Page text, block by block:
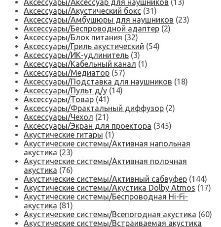
Аксессуары/Аксессуар для наушников (13)
Аксессуары/Акустический бокс (31)
Аксессуары/Амбушюры для наушников (23)
Аксессуары/Беспроводной адаптер (2)
Аксессуары/Блок питания (32)
Аксессуары/Гриль акустический (54)
Аксессуары/ИК-удлинитель (3)
Аксессуары/Кабельный канал (1)
Аксессуары/Медиатор (57)
Аксессуары/Подставка для наушников (18)
Аксессуары/Пульт д/у (14)
Аксессуары/Товар (41)
Аксессуары/Фрактальный диффузор (2)
Аксессуары/Чехол (21)
Аксессуары/Экран для проектора (345)
Акустические гитары (1)
Акустические системы/Активная напольная
акустика (23)
Акустические системы/Активная полочная
акустика (76)
Акустические системы/Активный сабвуфер (144)
Акустические системы/Акустика Dolby Atmos (17)
Акустические системы/Беспроводная Hi-Fi-
акустика (81)
Акустические системы/Всепогодная акустика (60)
Акустические системы/Встраиваемая акустика